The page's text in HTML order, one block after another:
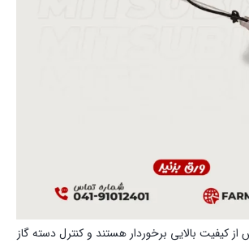
کیفیت بالایی برخوردار هستند و کنترل دسته گاز